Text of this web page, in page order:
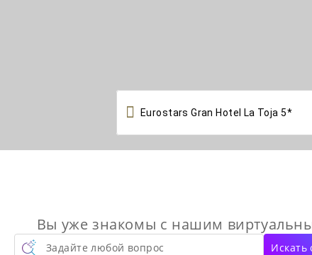

Вы уже знакомы с нашим
Задайте любой вопрос